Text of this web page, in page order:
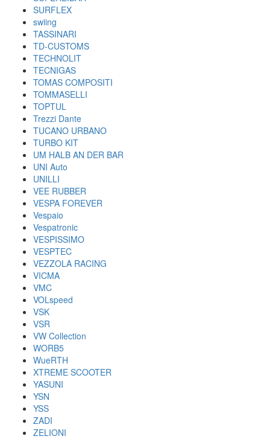
SURFLEX
swiing
TASSINARI
TD-CUSTOMS
TECHNOLIT
TECNIGAS
TOMAS COMPOSITI
TOMMASELLI
TOPTUL
Trezzi Dante
TUCANO URBANO
TURBO KIT
UM HALB AN DER BAR
UNI Auto
UNILLI
VEE RUBBER
VESPA FOREVER
Vespaio
Vespatronic
VESPISSIMO
VESPTEC
VEZZOLA RACING
VICMA
VMC
VOLspeed
VSK
VSR
VW Collection
WORB5
WueRTH
XTREME SCOOTER
YASUNI
YSN
YSS
ZADI
ZELIONI